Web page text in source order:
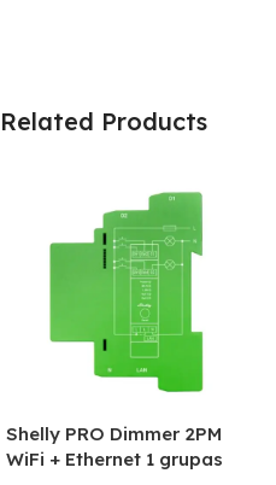
Related Products
Shelly PRO Dimmer 2PM
WiFi + Ethernet 1 grupas